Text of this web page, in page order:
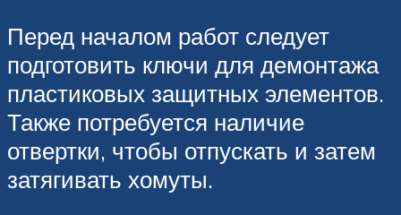
Перед началом работ следует
подготовить ключи для демонтажа
пластиковых защитных элементов.
Также потребуется наличие
отвертки, чтобы отпускать и затем
затягивать хомуты.